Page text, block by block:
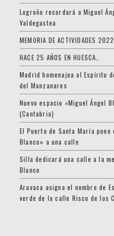
Logroño recordará a Miguel
Valdegastea
MEMORIA DE ACTIVIDADES 2022
HACE 25 AÑOS EN HUESCA…
Madrid homenajea al Espíritu
del Manzanares
Nuevo espacio «Miguel Ángel
(Cantabria)
El Puerto de Santa María pone
Blanco» a una calle
Silla dedicará una calle a la
Blanco
Aravaca asigna el nombre de
verde de la calle Risco de los